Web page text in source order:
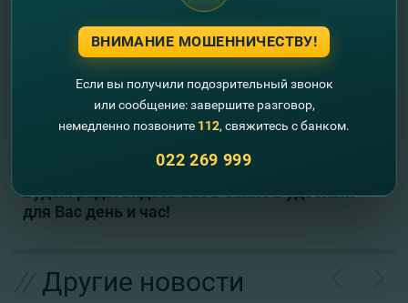
Будем рады видеть Вас в банке в удобный
для Вас день и час!
Другие новости
ВНИМАНИЕ МОШЕННИЧЕСТВУ!
Если вы получили подозрительный звонок
или сообщение: завершите разговор,
немедленно позвоните 112, свяжитесь с банком.
022 269 999